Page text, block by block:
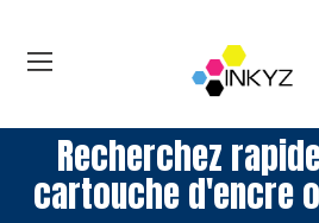
Recherchez
cartouche d'encre